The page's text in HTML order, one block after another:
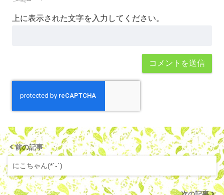
上に表示された文字を入力してください。
前の記事
にこちゃん(*´-`)